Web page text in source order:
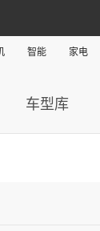
智能 家电
车型库